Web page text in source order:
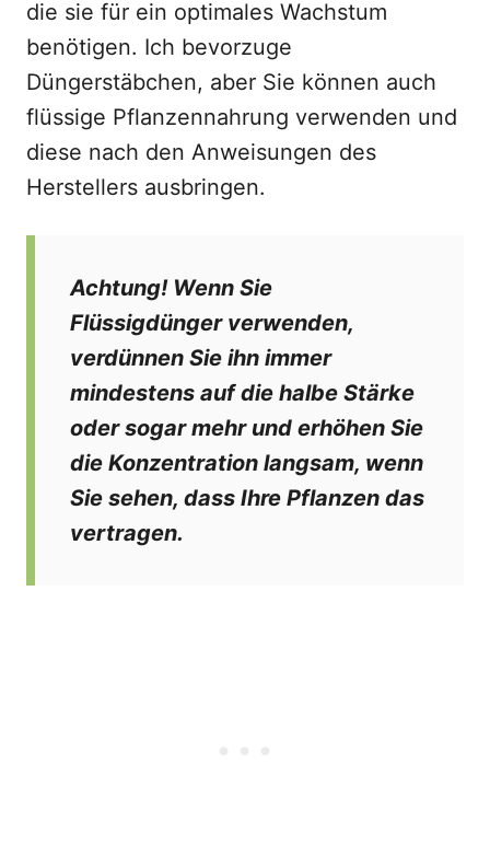
die sie für ein optimales Wachstum
benötigen. Ich bevorzuge
Düngerstäbchen, aber Sie können auch
flüssige Pflanzennahrung verwenden und
diese nach den Anweisungen des
Herstellers ausbringen.
Achtung! Wenn Sie
Flüssigdünger verwenden,
verdünnen Sie ihn immer
mindestens auf die halbe Stärke
oder sogar mehr und erhöhen Sie
die Konzentration langsam, wenn
Sie sehen, dass Ihre Pflanzen das
vertragen.